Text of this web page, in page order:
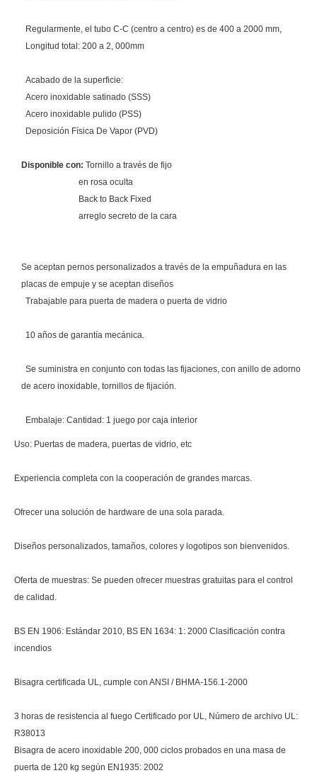
Regularmente, el tubo C-C (centro a centro) es de 400 a 2000 mm,
Longitud total: 200 a 2, 000mm
Acabado de la superficie:
Acero inoxidable satinado (SSS)
Acero inoxidable pulido (PSS)
Deposición Física De Vapor (PVD)
Disponible con: Tornillo a través de fijo
en rosa oculta
Back to Back Fixed
arreglo secreto de la cara
Se aceptan pernos personalizados a través de la empuñadura en las
placas de empuje y se aceptan diseños
Trabajable para puerta de madera o puerta de vidrio
10 años de garantía mecánica.
Se suministra en conjunto con todas las fijaciones, con anillo de adorno
de acero inoxidable, tornillos de fijación.
Embalaje: Cantidad: 1 juego por caja interior
Uso: Puertas de madera, puertas de vidrio, etc
Experiencia completa con la cooperación de grandes marcas.
Ofrecer una solución de hardware de una sola parada.
Diseños personalizados, tamaños, colores y logotipos son bienvenidos.
Oferta de muestras: Se pueden ofrecer muestras gratuitas para el control
de calidad.
BS EN 1906: Estándar 2010, BS EN 1634: 1: 2000 Clasificación contra
incendios
Bisagra certificada UL, cumple con ANSI / BHMA-156.1-2000
3 horas de resistencia al fuego Certificado por UL, Número de archivo UL:
R38013
Bisagra de acero inoxidable 200, 000 ciclos probados en una masa de
puerta de 120 kg según EN1935: 2002